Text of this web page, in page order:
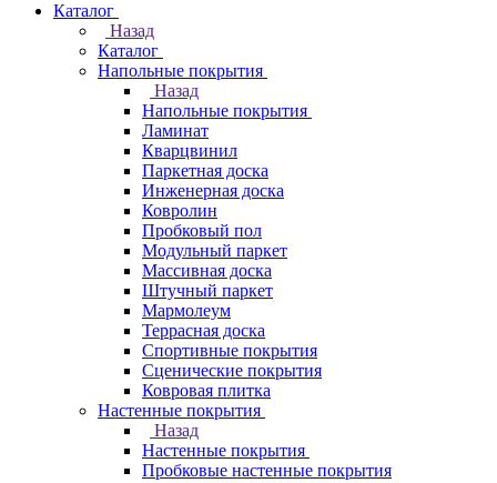
Каталог
Назад
Каталог
Напольные покрытия
Назад
Напольные покрытия
Ламинат
Кварцвинил
Паркетная доска
Инженерная доска
Ковролин
Пробковый пол
Модульный паркет
Массивная доска
Штучный паркет
Мармолеум
Террасная доска
Спортивные покрытия
Сценические покрытия
Ковровая плитка
Настенные покрытия
Назад
Настенные покрытия
Пробковые настенные покрытия